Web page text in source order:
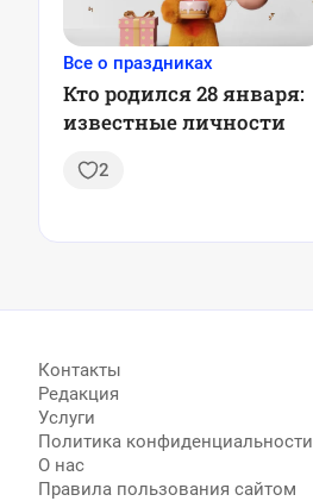
Все о праздниках
Кто родился 28 января:
известные личности
2
Контакты
Редакция
Услуги
Политика конфиденциальности
О нас
Правила пользования сайтом